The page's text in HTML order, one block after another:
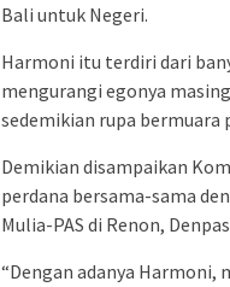
Bali untuk Negeri.
Harmoni itu terdiri dari
mengurangi egonya
sedemikian rupa bermuara
Demikian disampaikan
perdana bersama-sama
Mulia-PAS di Renon,
“Dengan adanya Harmoni,